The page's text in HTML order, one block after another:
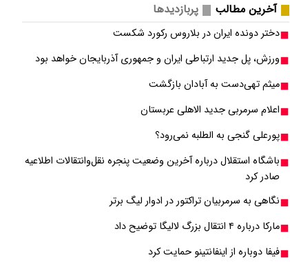
آخرین مطالب
پربازدیدها
دختر دونده ایران در بلاروس رکورد شکست
ورزش، پل جدید ارتباطی ایران و جمهوری آذربایجان خواهد بود
میثم تهی‌دست به آبادان بازگشت
اعلام سرمربی جدید الاهلی عربستان
پورعلی گنجی به الطلبه نمی‌رود؟
باشگاه استقلال درباره آخرین وضعیت پنجره نقل‌وانتقالات اطلاعیه
صادر کرد
نگاهی به سرمربیان تراکتور در ادوار لیگ برتر
مارکا درباره ۴ انتقال بزرگ لالیگا توضیح داد
فیفا دوباره از اینفانتینو حمایت کرد